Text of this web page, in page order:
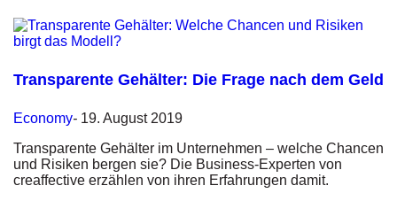
Transparente Gehälter: Die Frage nach dem Geld
Economy- 19. August 2019
Transparente Gehälter im Unternehmen – welche Chancen
und Risiken bergen sie? Die Business-Experten von
creaffective erzählen von ihren Erfahrungen damit.